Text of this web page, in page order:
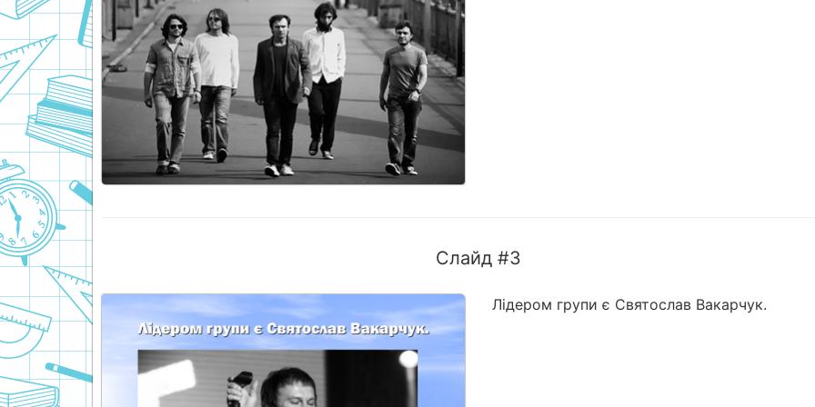
Слайд #3
Лідером групи є Святослав Вакарчук.